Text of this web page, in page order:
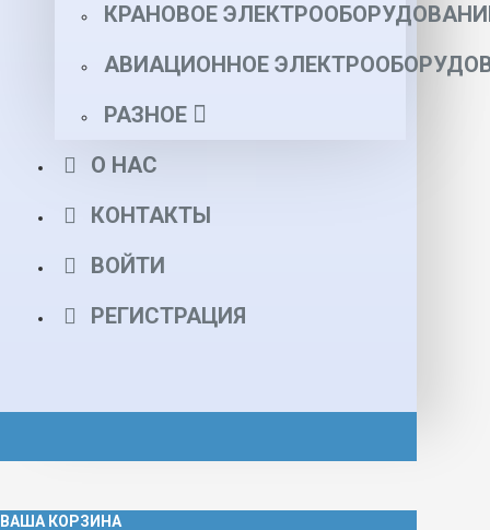
КРАНОВОЕ
АВИАЦИОННОЕ
РАЗНОЕ
О НАС
КОНТАКТЫ
ВОЙТИ
РЕГИСТРАЦИЯ
ВАША КОРЗИНА